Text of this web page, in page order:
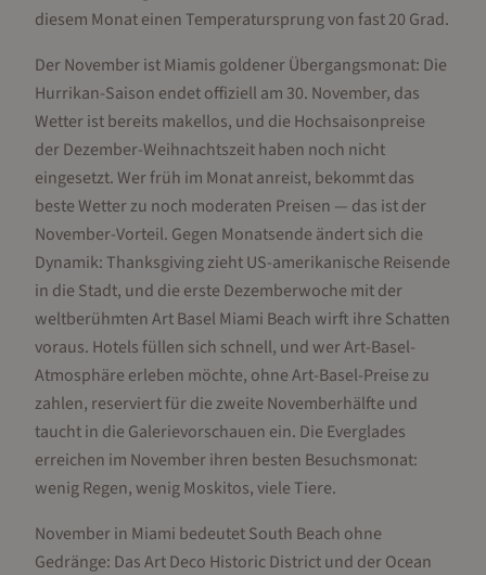
diesem Monat einen Temperatursprung von fast 20 Grad.
Der November ist Miamis goldener Übergangsmonat: Die
Hurrikan-Saison endet offiziell am 30. November, das
Wetter ist bereits makellos, und die Hochsaisonpreise
der Dezember-Weihnachtszeit haben noch nicht
eingesetzt. Wer früh im Monat anreist, bekommt das
beste Wetter zu noch moderaten Preisen — das ist der
November-Vorteil. Gegen Monatsende ändert sich die
Dynamik: Thanksgiving zieht US-amerikanische Reisende
in die Stadt, und die erste Dezemberwoche mit der
weltberühmten Art Basel Miami Beach wirft ihre Schatten
voraus. Hotels füllen sich schnell, und wer Art-Basel-
Atmosphäre erleben möchte, ohne Art-Basel-Preise zu
zahlen, reserviert für die zweite Novemberhälfte und
taucht in die Galerievorschauen ein. Die Everglades
erreichen im November ihren besten Besuchsmonat:
wenig Regen, wenig Moskitos, viele Tiere.
November in Miami bedeutet South Beach ohne
Gedränge: Das Art Deco Historic District und der Ocean